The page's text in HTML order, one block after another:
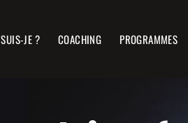
JE ? COACHING PROGRAMMES